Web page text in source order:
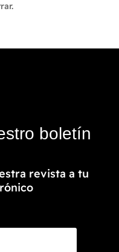
boletín
revista a tu